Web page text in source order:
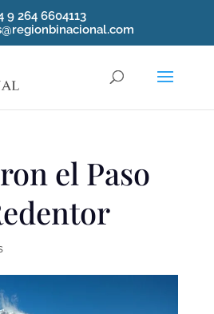
9 264 6604113
el Paso